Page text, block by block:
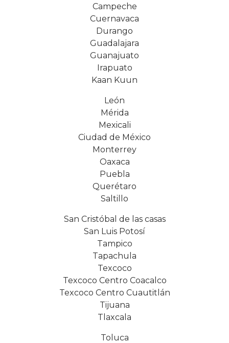
Campeche
Cuernavaca
Durango
Guadalajara
Guanajuato
Irapuato
Kaan Kuun
León
Mérida
Mexicali
Ciudad de México
Monterrey
Oaxaca
Puebla
Querétaro
Saltillo
San Cristóbal de las casas
San Luis Potosí
Tampico
Tapachula
Texcoco
Texcoco Centro Coacalco
Texcoco Centro Cuautitlán
Tijuana
Tlaxcala
Toluca